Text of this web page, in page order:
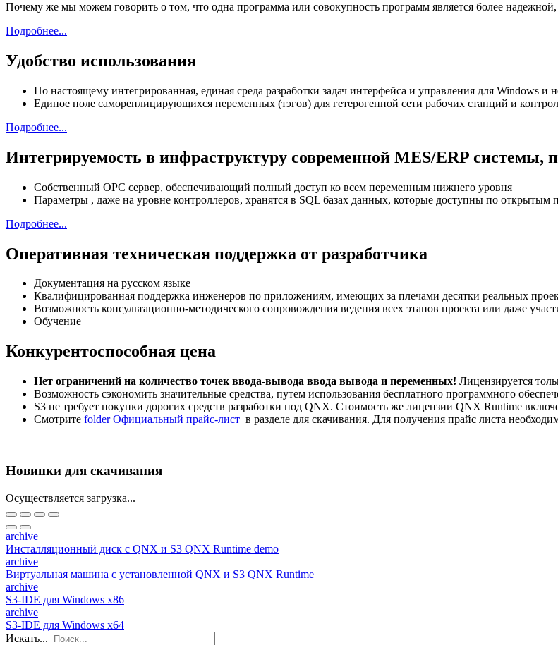
Почему же мы можем говорить о том, что одна программа или совокупность программ является более надежной,
Подробнее...
Удобство использования
По настоящему интегрированная, единая среда разработки задач интерфейса и управления для Windows
Единое поле самореплицирующихся переменных (тэгов) для гетерогенной сети рабочих станций и
Подробнее...
Интегрируемость в инфраструктуру современной MES/ERP системы,
Собственный OPC сервер, обеспечивающий полный доступ ко всем переменным нижнего уровня
Параметры , даже на уровне контроллеров, хранятся в SQL базах данных, которые доступны по открытым
Подробнее...
Оперативная техническая поддержка от разработчика
Документация на русском языке
Квалифицированная поддержка инженеров по приложениям, имеющих за плечами десятки реальных
Возможность консультационно-методического сопровождения ведения всех этапов проекта или даже
Обучение
Конкурентоспособная цена
Нет ограничений на количество точек ввода-вывода ввода вывода и переменных! Лицензируется
Возможность сэкономить значительные средства, путем использования бесплатного программного
S3 не требует покупки дорогих средств разработки под QNX. Стоимость же лицензии QNX Runtime
Cмотрите folderОфициальный прайс-лист в разделе для скачивания. Для получения прайс листа
Новинки для скачивания
Осуществляется загрузка...
archive
Инсталляционный диск с QNX и S3 QNX Runtime demo
archive
Виртуальная машина c установленной QNX и S3 QNX Runtime
archive
S3-IDE для Windows x86
archive
S3-IDE для Windows x64
Искать...